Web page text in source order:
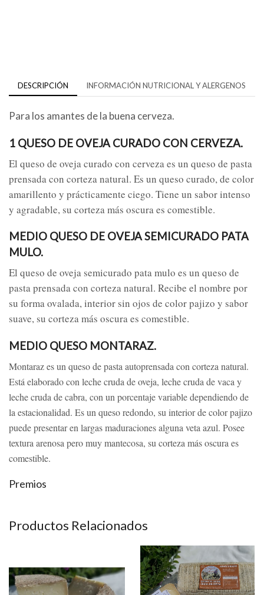
DESCRIPCIÓN INFORMACIÓN NUTRICIONAL Y ALERGENOS
Para los amantes de la buena cerveza.
1 QUESO DE OVEJA CURADO CON CERVEZA.
El queso de oveja curado con cerveza es un queso de pasta
prensada con corteza natural. Es un queso curado, de color
amarillento y prácticamente ciego. Tiene un sabor intenso
y agradable, su corteza más oscura es comestible.
MEDIO QUESO DE OVEJA SEMICURADO PATA
MULO.
El queso de oveja semicurado pata mulo es un queso de
pasta prensada con corteza natural. Recibe el nombre por
su forma ovalada, interior sin ojos de color pajizo y sabor
suave, su corteza más oscura es comestible.
MEDIO QUESO MONTARAZ.
Montaraz es un queso de pasta autoprensada con corteza natural.
Está elaborado con leche cruda de oveja, leche cruda de vaca y
leche cruda de cabra, con un porcentaje variable dependiendo de
la estacionalidad. Es un queso redondo, su interior de color pajizo
puede presentar en largas maduraciones alguna veta azul. Posee
textura arenosa pero muy mantecosa, su corteza más oscura es
comestible.
Premios
Productos Relacionados